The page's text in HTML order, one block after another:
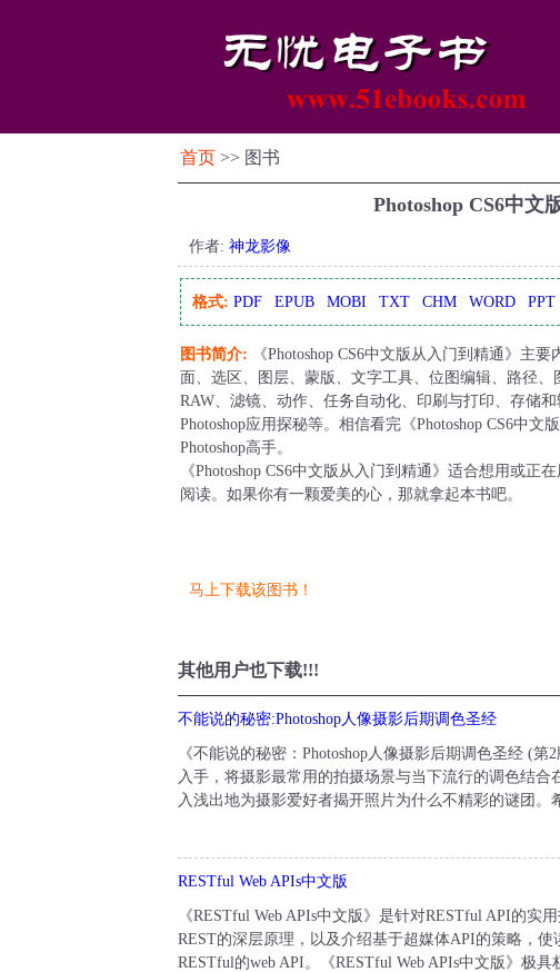
首页 >> 图书
Photoshop CS6中文
作者: 神龙影像
格式: PDF EPUB MOBI TXT CHM WORD PPT
图书简介: 《Photoshop CS6中文版从入门到精通》主
面、选区、图层、蒙版、文字工具、位图编辑、路径
RAW、滤镜、动作、任务自动化、印刷与打印、存储
Photoshop应用探秘等。相信看完《Photoshop CS6中
Photoshop高手。
《Photoshop CS6中文版从入门到精通》适合想用或正
阅读。如果你有一颗爱美的心，那就拿起本书吧。
马上下载该图书！
其他用户也下载!!!
不能说的秘密:Photoshop人像摄影后期调色圣经
《不能说的秘密：Photoshop人像摄影后期调色圣经 (
入手，将摄影最常用的拍摄场景与当下流行的调色结
入浅出地为摄影爱好者揭开照片为什么不精彩的谜团
RESTful Web APIs中文版
《RESTful Web APIs中文版》是针对RESTful API的
REST的深层原理，以及介绍基于超媒体API的策略，
RESTful的web API。《RESTful Web APIs中文版》极